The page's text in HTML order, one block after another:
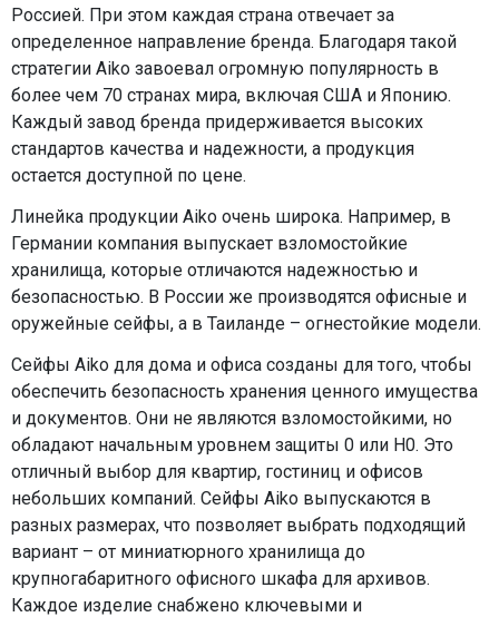
Россией. При этом каждая страна отвечает за
определенное направление бренда. Благодаря такой
стратегии Aiko завоевал огромную популярность в
более чем 70 странах мира, включая США и Японию.
Каждый завод бренда придерживается высоких
стандартов качества и надежности, а продукция
остается доступной по цене.
Линейка продукции Aiko очень широка. Например, в
Германии компания выпускает взломостойкие
хранилища, которые отличаются надежностью и
безопасностью. В России же производятся офисные и
оружейные сейфы, а в Таиланде – огнестойкие модели.
Сейфы Aiko для дома и офиса созданы для того, чтобы
обеспечить безопасность хранения ценного имущества
и документов. Они не являются взломостойкими, но
обладают начальным уровнем защиты 0 или Н0. Это
отличный выбор для квартир, гостиниц и офисов
небольших компаний. Сейфы Aiko выпускаются в
разных размерах, что позволяет выбрать подходящий
вариант – от миниатюрного хранилища до
крупногабаритного офисного шкафа для архивов.
Каждое изделие снабжено ключевыми и